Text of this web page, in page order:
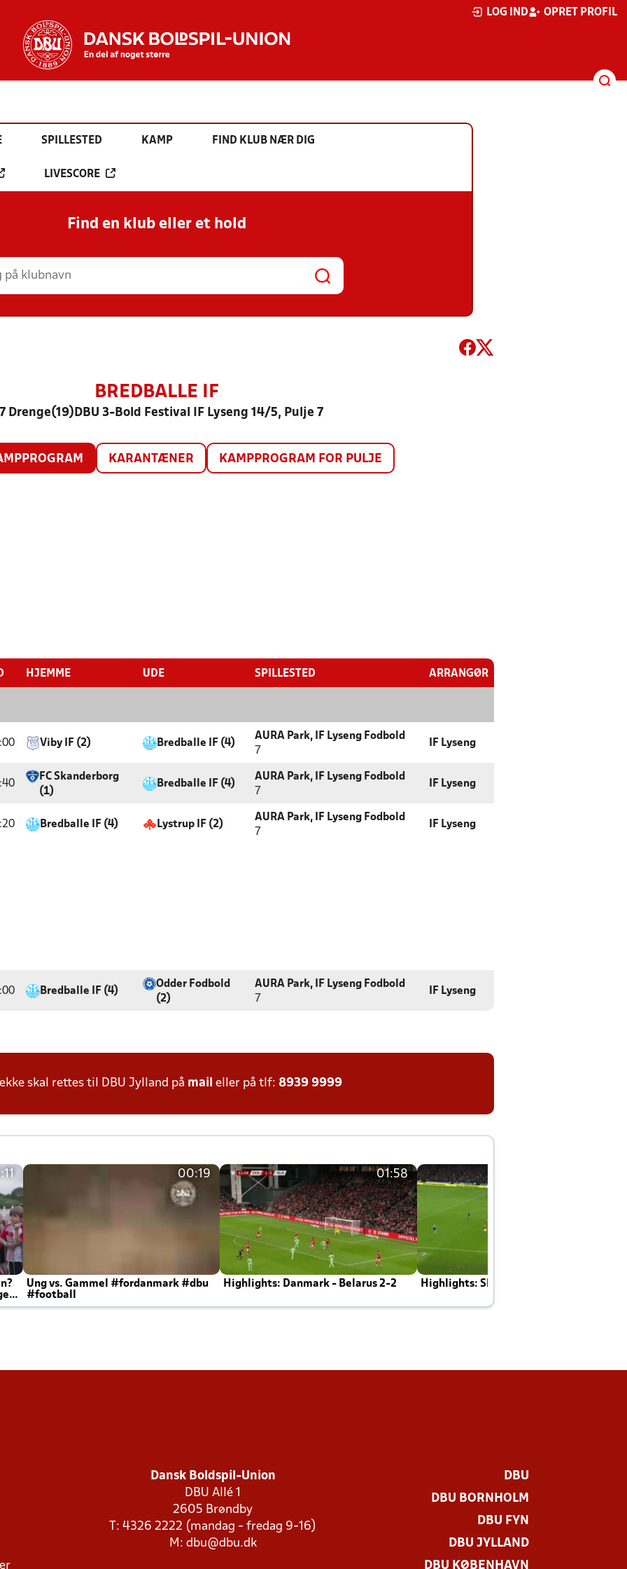
LOG IND OPRET PROFIL
SPILLESTED KAMP FIND KLUB NÆR DIG
LIVESCORE
Find en klub eller et hold
BREDBALLE IF
Drenge(19)DBU 3-Bold Festival IF Lyseng 14/5, Pulje 7
KARANTÆNER KAMPPROGRAM FOR PULJE
HJEMME UDE SPILLESTED ARRANGØR
Viby IF (2) Bredballe IF (4)
AURA Park, IF Lyseng Fodbold
7
IF Lyseng
FC Skanderborg
(1)
Bredballe IF (4)
AURA Park, IF Lyseng Fodbold
7
IF Lyseng
Bredballe IF (4) Lystrup IF (2)
AURA Park, IF Lyseng Fodbold
7
IF Lyseng
Bredballe IF (4)
Odder Fodbold
(2)
AURA Park, IF Lyseng Fodbold
7
IF Lyseng
skal rettes til DBU Jylland på mail eller på tlf: 8939 9999
00:19
Ung vs. Gammel #fordanmark #dbu
#football
01:58
Highlights: Danmark - Belarus 2-2 Highlights: Skotland - Danmark 4-2
Dansk Boldspil-Union
DBU Allé 1
2605 Brøndby
T: 4326 2222 (mandag - fredag 9-16)
M: dbu@dbu.dk
DBU
DBU BORNHOLM
DBU FYN
DBU JYLLAND
DBU KØBENHAVN